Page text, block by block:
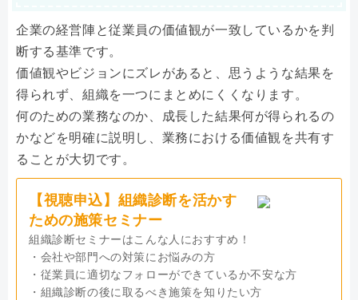
企業の経営陣と従業員の価値観が一致しているかを判
断する基準です。
価値観やビジョンにズレがあると、思うような結果を
得られず、組織を一つにまとめにくくなります。
何のための業務なのか、成長した結果何が得られるの
かなどを明確に説明し、業務における価値観を共有す
ることが大切です。
【視聴申込】組織診断を活かす
ための施策セミナー
組織診断セミナーはこんな人におすすめ！
・会社や部門への対策にお悩みの方
・従業員に適切なフォローができているか不安な方
・組織診断の後に取るべき施策を知りたい方